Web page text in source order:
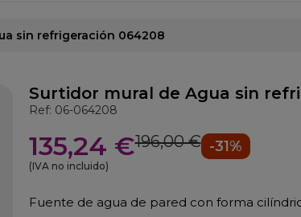
sin refrigeración 064208
Surtidor mural de Agua sin
Ref: 06-064208
135,24 €196,00 € -31%
(IVA no incluido)
Fuente de agua de pared con forma